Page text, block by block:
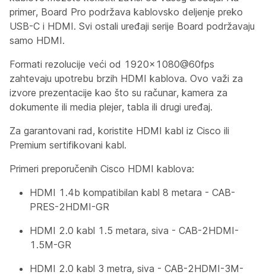
primer, Board Pro podržava kablovsko deljenje preko
USB-C i HDMI. Svi ostali uređaji serije Board podržavaju
samo HDMI.
Formati rezolucije veći od 1920×1080@60fps
zahtevaju upotrebu brzih HDMI kablova. Ovo važi za
izvore prezentacije kao što su računar, kamera za
dokumente ili media plejer, tabla ili drugi uređaj.
Za garantovani rad, koristite HDMI kabl iz Cisco ili
Premium sertifikovani kabl.
Primeri preporučenih Cisco HDMI kablova:
HDMI 1.4b kompatibilan kabl 8 metara - CAB-
PRES-2HDMI-GR
HDMI 2.0 kabl 1.5 metara, siva - CAB-2HDMI-
1.5M-GR
HDMI 2.0 kabl 3 metra, siva - CAB-2HDMI-3M-